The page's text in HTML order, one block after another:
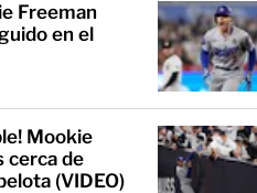
Freeman
en el
Mookie
cerca de
(VIDEO)